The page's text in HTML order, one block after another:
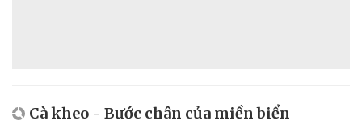
Cà kheo - Bước chân của miền biển